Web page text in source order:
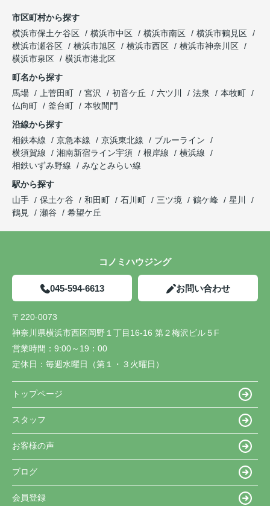
市区町村から探す
横浜市保土ケ谷区
横浜市中区 横浜市南区
横浜市鶴見区
横浜市瀬谷区
横浜市旭区 横浜市西区
横浜市神奈川区
横浜市泉区
横浜市港北区
町名から探す
馬場
上菅田町 宮沢 初音ケ丘 六ツ川 法泉
本牧町
仏向町
釜台町
本牧間門
沿線から探す
相鉄本線
京急本線 京浜東北線
ブルーライン
横須賀線
湘南新宿ライン宇須 根岸線
横浜線
相鉄いずみ野線
みなとみらい線
駅から探す
山手
保土ケ谷 和田町 石川町 三ツ境 鶴ケ峰
星川
鶴見
瀬谷 希望ケ丘
コノミハウジング
045-594-6613 お問い合わせ
〒220-0073
神奈川県横浜市西区岡野１丁目16-16 第２梅沢ビル５F
営業時間： 9:00～19：00
定休日： 毎週水曜日（第１・３火曜日）
トップページ
スタッフ
お客様の声
ブログ
会員登録